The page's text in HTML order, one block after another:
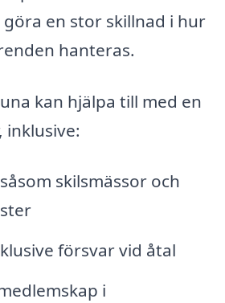
göra en stor skillnad i hur
hanteras.
kan hjälpa till med en
inklusive:
skilsmässor och
försvar vid åtal
i